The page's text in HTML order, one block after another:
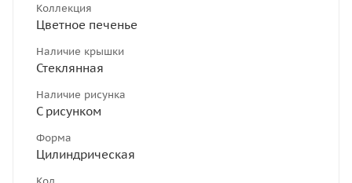
Коллекция
Цветное печенье
Наличие крышки
Стеклянная
Наличие рисунка
С рисунком
Форма
Цилиндрическая